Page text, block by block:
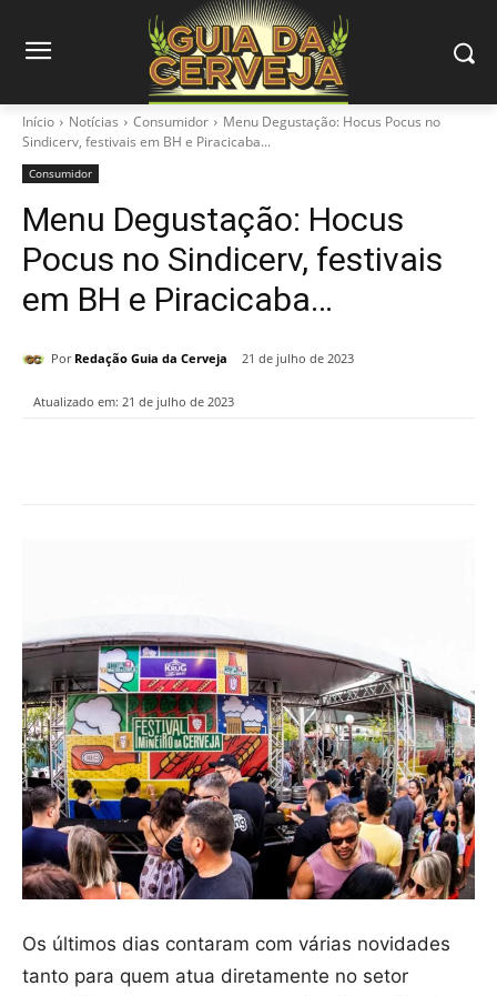
Início Notícias Consumidor
Menu Degustação: Hocus Pocus no
Sindicerv, festivais em BH e Piracicaba...
Consumidor
Menu Degustação: Hocus
Pocus no Sindicerv, festivais
em BH e Piracicaba…
Por Redação Guia da Cerveja 21 de julho de 2023
Atualizado em: 21 de julho de 2023
Os últimos dias contaram com várias novidades
tanto para quem atua diretamente no setor